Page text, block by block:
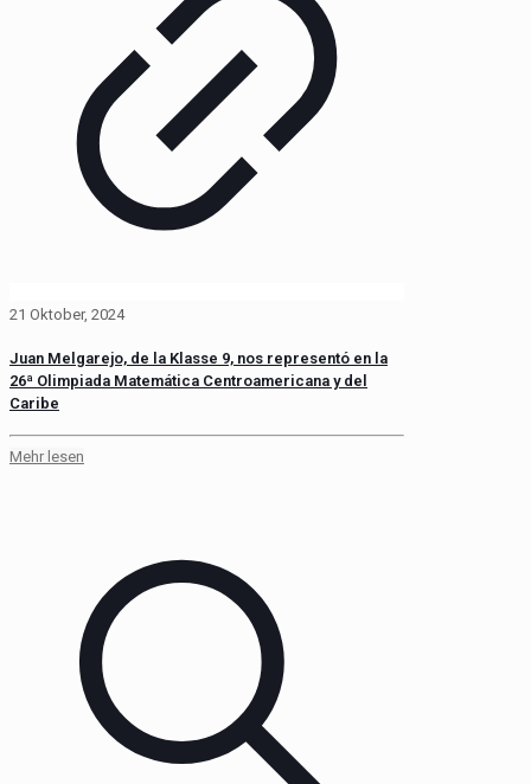
21 Oktober, 2024
Juan Melgarejo, de la Klasse 9, nos representó en la
26ª Olimpiada Matemática Centroamericana y del
Caribe
Mehr lesen